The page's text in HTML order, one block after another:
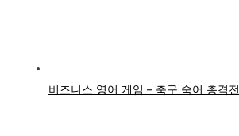
비즈니스 영어 게임 – 축구 숙어 총격전